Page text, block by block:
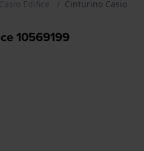
Casio Edifice Cinturino Casio
10569199